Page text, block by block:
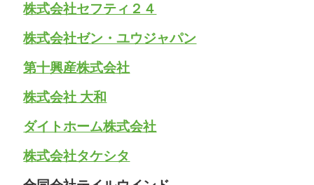
株式会社セフティ２４
株式会社ゼン・ユウジャパン
第十興産株式会社
株式会社 大和
ダイトホーム株式会社
株式会社タケシタ